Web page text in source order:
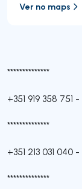
**************
+351 919 358 751 -
**************
+351 213 031 040 -
**************
Ver no maps